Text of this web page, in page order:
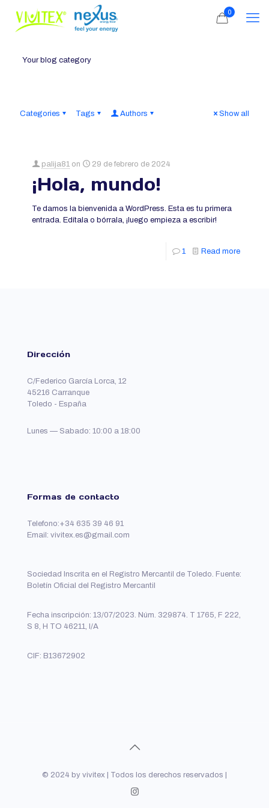
0
Your blog category
Categories Tags Authors Show all
palija81 on 29 de febrero de 2024
¡Hola, mundo!
Te damos la bienvenida a WordPress. Esta es tu primera
entrada. Edítala o bórrala, ¡luego empieza a escribir!
1 Read more
Dirección
C/Federico García Lorca, 12
45216 Carranque
Toledo - España
Lunes — Sabado: 10:00 a 18:00
Formas de contacto
Telefono:+34 635 39 46 91
Email: vivitex.es@gmail.com
Sociedad Inscrita en el Registro Mercantil de Toledo. Fuente:
Boletín Oficial del Registro Mercantil
Fecha inscripción: 13/07/2023. Núm. 329874. T 1765, F 222,
S 8, H TO 46211, I/A
CIF: B13672902
© 2024 by vivitex | Todos los derechos reservados |